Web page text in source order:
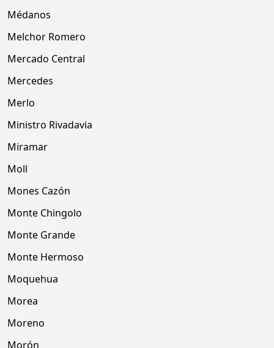
Médanos
Melchor Romero
Mercado Central
Mercedes
Merlo
Ministro Rivadavia
Miramar
Moll
Mones Cazón
Monte Chingolo
Monte Grande
Monte Hermoso
Moquehua
Morea
Moreno
Morón